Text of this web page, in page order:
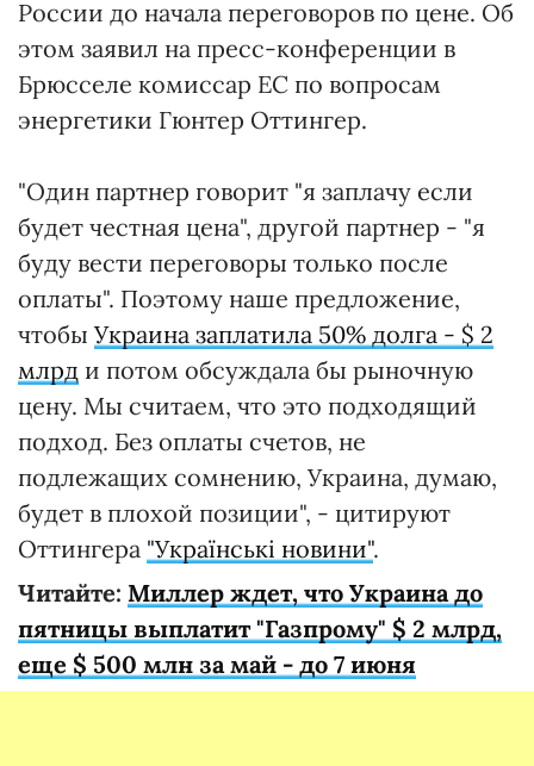
России до начала переговоров по цене. Об
этом заявил на пресс-конференции в
Брюсселе комиссар ЕС по вопросам
энергетики Гюнтер Оттингер.
"Один партнер говорит "я заплачу если
будет честная цена", другой партнер - "я
буду вести переговоры только после
оплаты". Поэтому наше предложение,
чтобы Украина заплатила 50% долга - $ 2
млрд и потом обсуждала бы рыночную
цену. Мы считаем, что это подходящий
подход. Без оплаты счетов, не
подлежащих сомнению, Украина, думаю,
будет в плохой позиции", - цитируют
Оттингера "Українські новини".
Читайте: Миллер ждет, что Украина до
пятницы выплатит "Газпрому" $ 2 млрд,
еще $ 500 млн за май - до 7 июня